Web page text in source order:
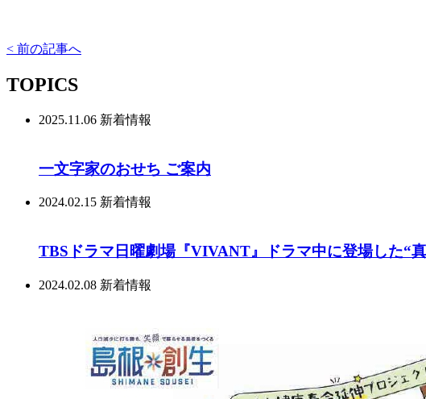
< 前の記事へ
TOPICS
2025.11.06 新着情報
一文字家のおせち ご案内
2024.02.15 新着情報
TBSドラマ日曜劇場『VIVANT』ドラマ中に登場した“
2024.02.08 新着情報